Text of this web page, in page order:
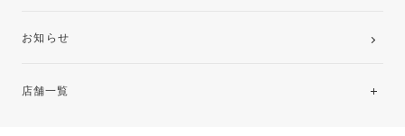
お知らせ
店舗一覧